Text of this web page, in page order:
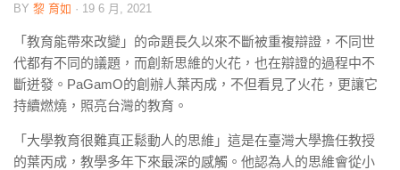
BY 黎 育如 · 19 6 月, 2021
「教育能帶來改變」的命題長久以來不斷被重複辯證，不同世
代都有不同的議題，而創新思維的火花，也在辯證的過程中不
斷迸發。PaGamO的創辦人葉丙成，不但看見了火花，更讓它
持續燃燒，照亮台灣的教育。
「大學教育很難真正鬆動人的思維」這是在臺灣大學擔任教授
的葉丙成，教學多年下來最深的感觸。他認為人的思維會從小